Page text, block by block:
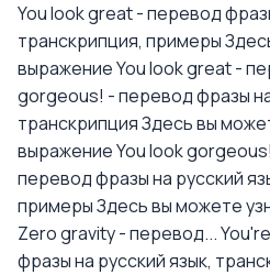
You look great - перевод
транскрипция, примеры
выражение You look great -
gorgeous! - перевод фразы
транскрипцияЗдесь вы
выражение You look
перевод фразы на русский
примерыЗдесь вы можете
Zero gravity - перевод...
фразы на русский язык,